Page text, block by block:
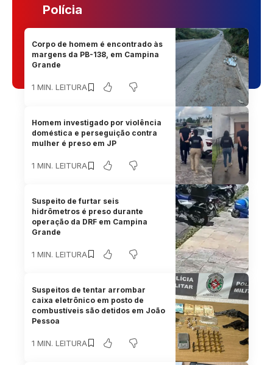
Polícia
Corpo de homem é encontrado às
margens da PB-138, em Campina
Grande
1 MIN. LEITURA
Homem investigado por violência
doméstica e perseguição contra
mulher é preso em JP
1 MIN. LEITURA
Suspeito de furtar seis
hidrômetros é preso durante
operação da DRF em Campina
Grande
1 MIN. LEITURA
Suspeitos de tentar arrombar
caixa eletrônico em posto de
combustíveis são detidos em João
Pessoa
1 MIN. LEITURA